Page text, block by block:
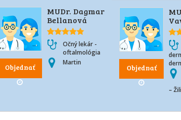
Objednať
MUDr. Dagmar
Bellanová
Očný lekár -
oftalmológia
Martin
Objednať
–